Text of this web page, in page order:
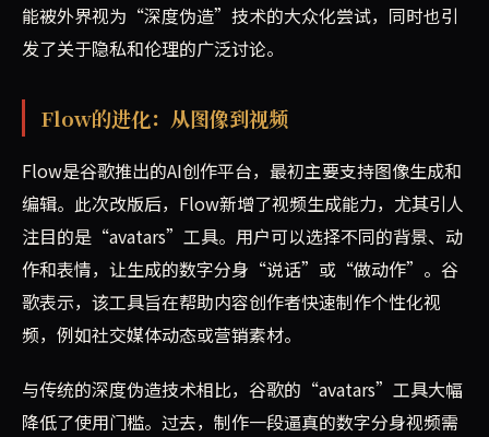
能被外界视为“深度伪造”技术的大众化尝试，同时也引
发了关于隐私和伦理的广泛讨论。
Flow的进化：从图像到视频
Flow是谷歌推出的AI创作平台，最初主要支持图像生成和
编辑。此次改版后，Flow新增了视频生成能力，尤其引人
注目的是“avatars”工具。用户可以选择不同的背景、动
作和表情，让生成的数字分身“说话”或“做动作”。谷
歌表示，该工具旨在帮助内容创作者快速制作个性化视
频，例如社交媒体动态或营销素材。
与传统的深度伪造技术相比，谷歌的“avatars”工具大幅
降低了使用门槛。过去，制作一段逼真的数字分身视频需